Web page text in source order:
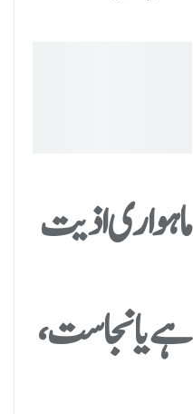
ماہواری اذیت
ہے یا نجاست،